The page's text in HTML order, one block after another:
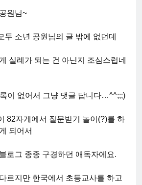
원님~
두 소년 공원님의 글 밖에 없던데
실례가 되는 건 아닌지 조심스럽네
이 없어서 그냥 댓글 답니다…^^;;;)
82자게에서 질문받기 놀이(?)를 하
되어서
로그 종종 구경하던 애독자에요.
르지만 한국에서 초등교사를 하고